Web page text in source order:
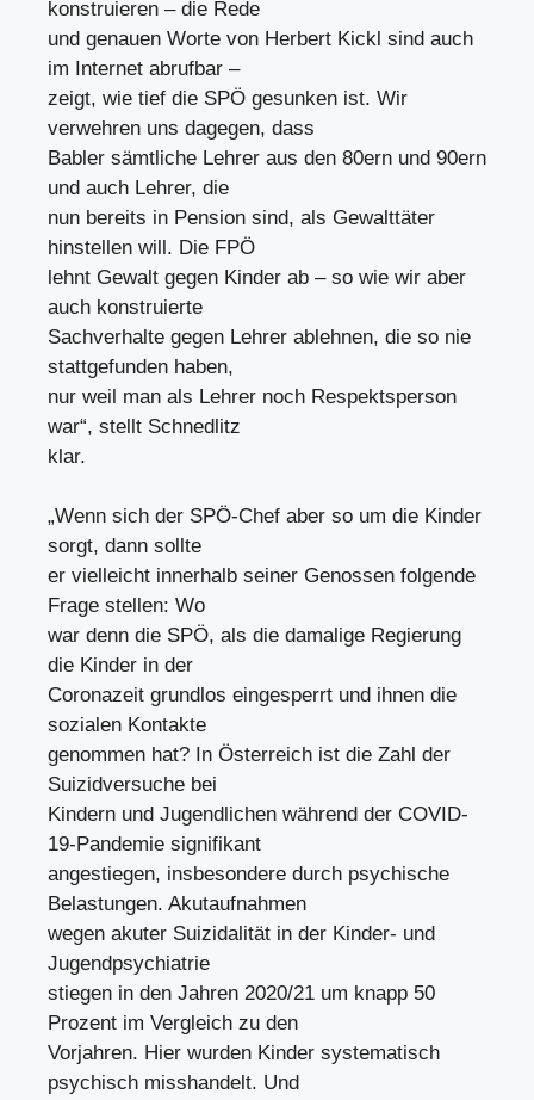
konstruieren – die Rede
und genauen Worte von Herbert Kickl sind auch
im Internet abrufbar –
zeigt, wie tief die SPÖ gesunken ist. Wir
verwehren uns dagegen, dass
Babler sämtliche Lehrer aus den 80ern und 90ern
und auch Lehrer, die
nun bereits in Pension sind, als Gewalttäter
hinstellen will. Die FPÖ
lehnt Gewalt gegen Kinder ab – so wie wir aber
auch konstruierte
Sachverhalte gegen Lehrer ablehnen, die so nie
stattgefunden haben,
nur weil man als Lehrer noch Respektsperson
war“, stellt Schnedlitz
klar.
„Wenn sich der SPÖ-Chef aber so um die Kinder
sorgt, dann sollte
er vielleicht innerhalb seiner Genossen folgende
Frage stellen: Wo
war denn die SPÖ, als die damalige Regierung
die Kinder in der
Coronazeit grundlos eingesperrt und ihnen die
sozialen Kontakte
genommen hat? In Österreich ist die Zahl der
Suizidversuche bei
Kindern und Jugendlichen während der COVID-
19-Pandemie signifikant
angestiegen, insbesondere durch psychische
Belastungen. Akutaufnahmen
wegen akuter Suizidalität in der Kinder- und
Jugendpsychiatrie
stiegen in den Jahren 2020/21 um knapp 50
Prozent im Vergleich zu den
Vorjahren. Hier wurden Kinder systematisch
psychisch misshandelt. Und